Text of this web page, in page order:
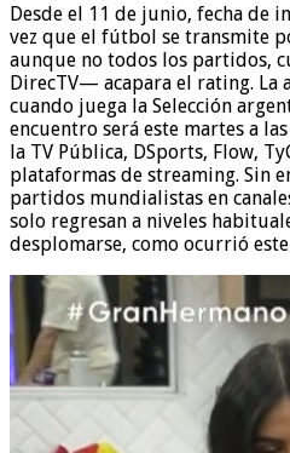
Desde el 11 de junio, fecha de
vez que el fútbol se transmite
aunque no todos los partidos,
DirecTV— acapara el rating. La
cuando juega la Selección
encuentro será este martes a
la TV Pública, DSports, Flow,
plataformas de streaming. Sin
partidos mundialistas en
solo regresan a niveles
desplomarse, como ocurrió